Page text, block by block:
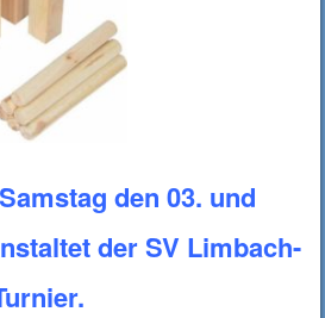
den 03. und
der SV Limbach-